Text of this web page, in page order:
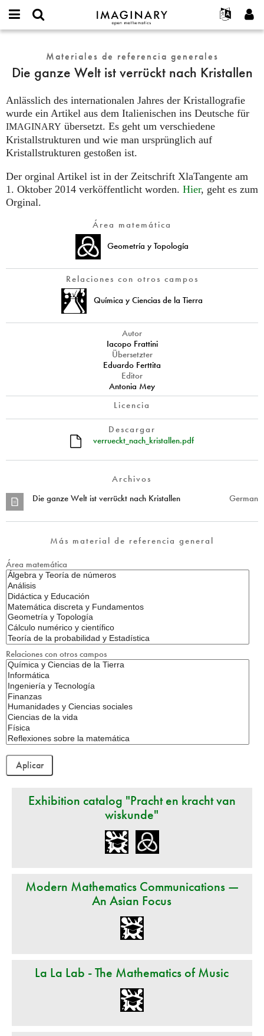
IMAGINARY
open
Français
Deutsch
Español
Türkçe
Programas
Galerías
Interactivos
Películas
Textos
Exposiciones
Más...
Proyectos
Participar
username
Contraseña
Crear nueva cuenta
Solicitar una nueva contraseña
ganze
Welt
verrückt
nach
Kristallen
Materiales de referencia generales
Die ganze Welt ist verrückt nach Kristallen
Anlässlich des internationalen Jahres der Kristallografie
wurde ein Artikel aus dem Italienischen ins Deutsche für
IMAGINARY übersetzt. Es geht um verschiedene
Kristallstrukturen und wie man ursprünglich auf
Kristallstrukturen gestoßen ist.
Der orginal Artikel ist in der Zeitschrift XlaTangente am
1. Oktober 2014 verköffentlicht worden. Hier, geht es zum
Orginal.
Área matemática
Geometría y Topología
Relaciones con otros campos
Química y Ciencias de la Tierra
Autor
Iacopo Frattini
Übersetzter
Eduardo Ferttita
Editor
Antonia Mey
Licencia
Descargar
verrueckt_nach_kristallen.pdf
Archivos
German
Die ganze Welt ist verrückt nach Kristallen
Más material de referencia general
Área matemática
Relaciones con otros campos
Exhibition catalog "Pracht en kracht van
wiskunde"
Modern Mathematics Communications —
An Asian Focus
La La Lab - The Mathematics of Music